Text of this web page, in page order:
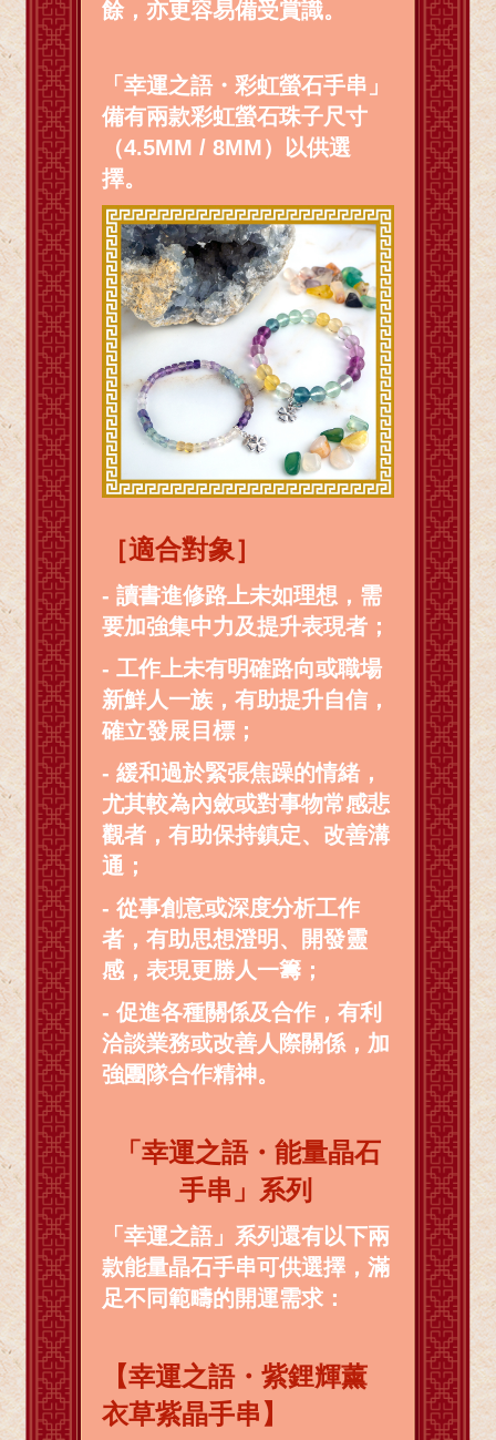
餘，亦更容易備受賞識。
「幸運之語・彩虹螢石手串」
備有兩款彩虹螢石珠子尺寸
（4.5MM / 8MM）以供選
擇。
［適合對象］
- 讀書進修路上未如理想，需
要加強集中力及提升表現者；
- 工作上未有明確路向或職場
新鮮人一族，有助提升自信，
確立發展目標；
- 緩和過於緊張焦躁的情緒，
尤其較為內斂或對事物常感悲
觀者，有助保持鎮定、改善溝
通；
- 從事創意或深度分析工作
者，有助思想澄明、開發靈
感，表現更勝人一籌；
- 促進各種關係及合作，有利
洽談業務或改善人際關係，加
強團隊合作精神。
「幸運之語・能量晶石
手串」系列
「幸運之語」系列還有以下兩
款能量晶石手串可供選擇，滿
足不同範疇的開運需求：
【幸運之語・紫鋰輝薰
衣草紫晶手串】